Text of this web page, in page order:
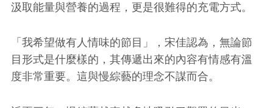
汲取能量與營養的過程，更是很難得的充電方式。
「我希望做有人情味的節目」，宋佳認為，無論節
目形式是什麼樣的，其傳遞出來的內容有情感有溫
度非常重要。這與慢綜藝的理念不謀而合。